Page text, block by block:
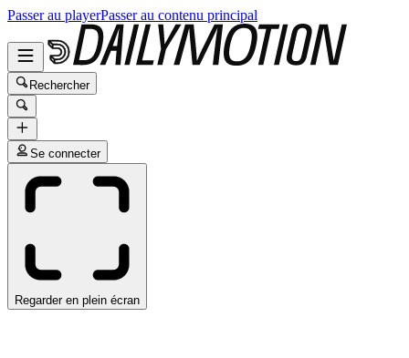
Passer au playerPasser au contenu principal
Rechercher
Se connecter
Regarder en plein écran